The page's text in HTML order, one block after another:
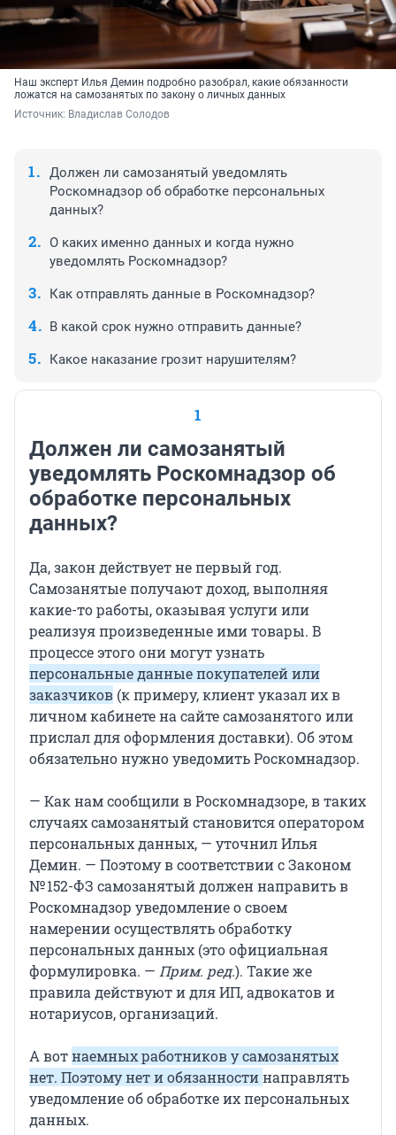
Наш эксперт Илья Демин подробно разобрал, какие обязанности
ложатся на самозанятых по закону о личных данных
Источник: Владислав Солодов
Должен ли самозанятый уведомлять
Роскомнадзор об обработке персональных
данных?
О каких именно данных и когда нужно
уведомлять Роскомнадзор?
Как отправлять данные в Роскомнадзор?
В какой срок нужно отправить данные?
Какое наказание грозит нарушителям?
1
Должен ли самозанятый
уведомлять Роскомнадзор об
обработке персональных
данных?
Да, закон действует не первый год.
Самозанятые получают доход, выполняя
какие-то работы, оказывая услуги или
реализуя произведенные ими товары. В
процессе этого они могут узнать
персональные данные покупателей или
заказчиков (к примеру, клиент указал их в
личном кабинете на сайте самозанятого или
прислал для оформления доставки). Об этом
обязательно нужно уведомить Роскомнадзор.
— Как нам сообщили в Роскомнадзоре, в таких
случаях самозанятый становится оператором
персональных данных, — уточнил Илья
Демин. — Поэтому в соответствии с Законом
№ 152-ФЗ самозанятый должен направить в
Роскомнадзор уведомление о своем
намерении осуществлять обработку
персональных данных (это официальная
формулировка. — Прим. ред.). Такие же
правила действуют и для ИП, адвокатов и
нотариусов, организаций.
А вотнаемных работников у самозанятых
нет. Поэтому нет и обязанностинаправлять
уведомление об обработке их персональных
данных.